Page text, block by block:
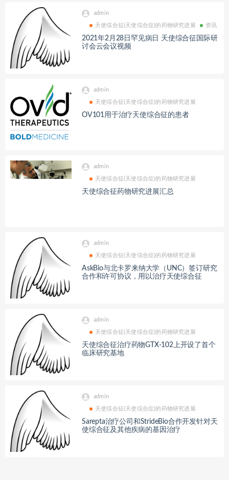
admin
天使综合征(天使综合症)的药物研究进展 资讯
2021年2月28日罕见病日 天使综合征国际研
讨会云会议视频
admin
天使综合征(天使综合症)的药物研究进展
OV101用于治疗天使综合征的患者
admin
天使综合征(天使综合症)的药物研究进展
天使综合征药物研究进展汇总
admin
天使综合征(天使综合症)的药物研究进展
AskBio与北卡罗来纳大学（UNC）签订研究
合作和许可协议，用以治疗天使综合征
admin
天使综合征(天使综合症)的药物研究进展
天使综合征治疗药物GTX-102上开设了首个
临床研究基地
admin
天使综合征(天使综合症)的药物研究进展
Sarepta治疗公司和StrideBio合作开发针对天
使综合征及其他疾病的基因治疗